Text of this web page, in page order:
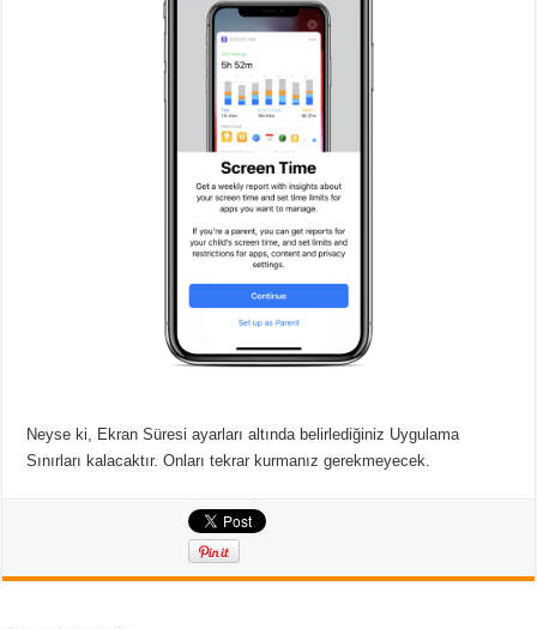
Neyse ki, Ekran Süresi ayarları altında belirlediğiniz Uygulama
Sınırları kalacaktır. Onları tekrar kurmanız gerekmeyecek.